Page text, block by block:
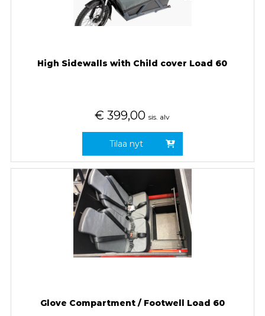
High Sidewalls with Child cover Load 60
€ 399,00 sis. alv
Tilaa nyt
Glove Compartment / Footwell Load 60